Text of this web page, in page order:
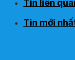
Tin liên
Tin mới